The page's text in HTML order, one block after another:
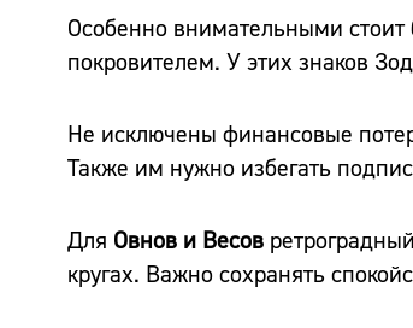
Особенно внимательными стоит
покровителем. У этих знаков
Не исключены финансовые
Также им нужно избегать
Для Овнов и Весов
кругах. Важно сохранять